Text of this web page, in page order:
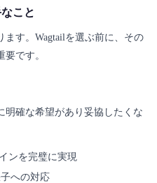
こと
ます。Wagtailを選ぶ前に、その
です。
明確な希望があり妥協したくな
ンを完璧に実現
への対応